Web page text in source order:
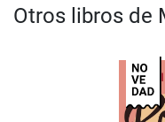
Otros libros de